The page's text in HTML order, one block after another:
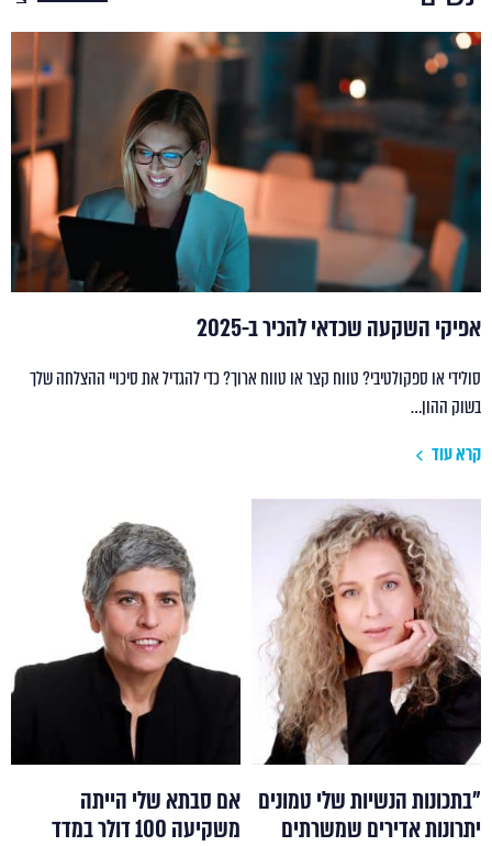
אפיקי השקעה שכדאי להכיר ב-2025
סולידי או ספקולטיבי? טווח קצר או טווח ארוך? כדי להגדיל את סיכויי ההצלחה שלך
בשוק ההון…
קרא עוד
"בתכונות הנשיות שלי טמונים
יתרונות אדירים שמשרתים
אם סבתא שלי הייתה
משקיעה 100 דולר במדד